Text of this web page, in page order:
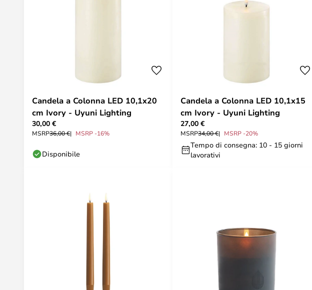
Candela a Colonna LED 10,1x20
cm Ivory - Uyuni Lighting
30,00 €
MSRP36,00 € MSRP -16%
Disponibile
Candela a Colonna LED 10,1x15
cm Ivory - Uyuni Lighting
27,00 €
MSRP34,00 € MSRP -20%
Tempo di consegna: 10 - 15 giorni
lavorativi